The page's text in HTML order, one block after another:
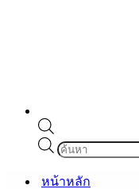
Products
search
หน้าหลัก